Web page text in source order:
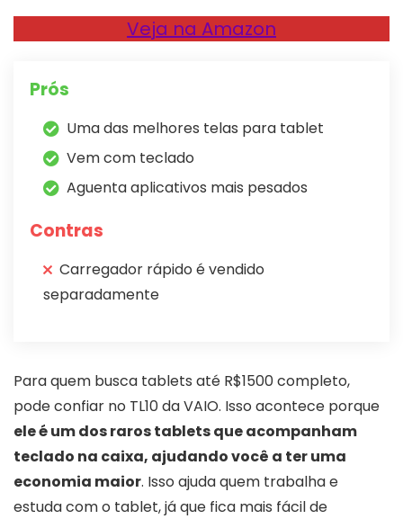
Veja na Amazon
Prós
Uma das melhores telas para tablet
Vem com teclado
Aguenta aplicativos mais pesados
Contras
Carregador rápido é vendido
separadamente
Para quem busca tablets até R$1500 completo,
pode confiar no TL10 da VAIO. Isso acontece porque
ele é um dos raros tablets que acompanham
teclado na caixa, ajudando você a ter uma
economia maior. Isso ajuda quem trabalha e
estuda com o tablet, já que fica mais fácil de